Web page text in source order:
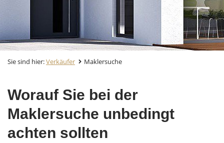
Sie sind hier:Verkäufer Maklersuche
Worauf Sie bei der
Maklersuche unbedingt
achten sollten